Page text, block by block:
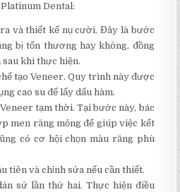
Dental:
và thiết kế nụ cười. Đây là bước
bị tổn thương hay không, đồng
khi thực hiện.
tạo Veneer. Quy trình này được
cao su để lấy dấu hàm.
tạm thời. Tại bước này, bác
men răng mỏng để giúp việc kết
có cơ hội chọn màu răng phù
tiên và chỉnh sửa nếu cần thiết.
sứ lần thứ hai. Thực hiện điều